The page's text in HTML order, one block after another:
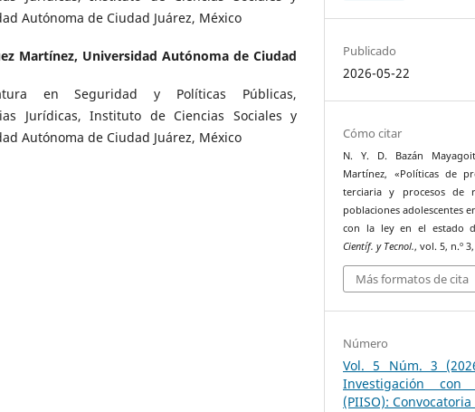
Autónoma de Ciudad Juárez, México
Martínez, Universidad Autónoma de Ciudad
en Seguridad y Políticas Públicas,
Jurídicas, Instituto de Ciencias Sociales y
Autónoma de Ciudad Juárez, México
Publicado
2026-05-22
Cómo citar
N. Y. D. Bazán
Martínez, «Políticas de
terciaria y procesos de
poblaciones adolescentes
con la ley en el estado
Científ. y Tecnol., vol. 5, n.º
Más formatos de cita
Número
Vol. 5 Núm. 3
Investigación con
(PIISO): Convocatoria